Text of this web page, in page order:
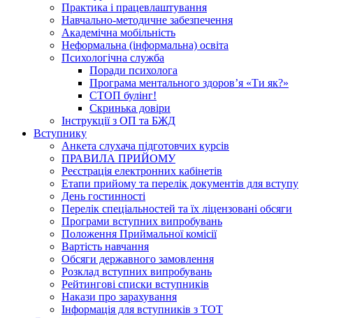
Практика і працевлаштування
Навчально-методичне забезпечення
Академічна мобільність
Неформальна (інформальна) освіта
Психологічна служба
Поради психолога
Програма ментального здоров’я «Ти як?»
СТОП булінг!
Скринька довіри
Інструкції з ОП та БЖД
Вступнику
Анкета слухача підготовчих курсів
ПРАВИЛА ПРИЙОМУ
Реєстрація електронних кабінетів
Етапи прийому та перелік документів для вступу
День гостинності
Перелік спеціальностей та їх ліцензовані обсяги
Програми вступних випробувань
Положення Приймальної комісії
Вартість навчання
Обсяги державного замовлення
Розклад вступних випробувань
Рейтингові списки вступників
Накази про зарахування
Інформація для вступників з ТОТ